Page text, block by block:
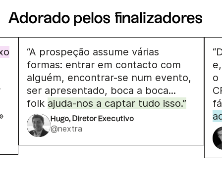
Adorado pelos finalizadores
“A prospeção assume várias
formas: entrar em contacto com
alguém, encontrar-se num evento,
ser apresentado, boca a boca...
folk ajuda-nos a captar tudo isso.”
Hugo, Diretor Executivo
@nextra
o